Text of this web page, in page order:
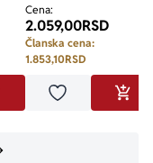
U KORPU
Predići, 9 elemenata
Cena:
2.059,00RSD
Članska cena:
1.853,10RSD
Dodaj u